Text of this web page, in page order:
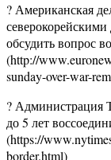
? Американская
обсудить вопрос
(http://
sunday-over-war-
? Администрация
до 5 лет
(https://
border.html)